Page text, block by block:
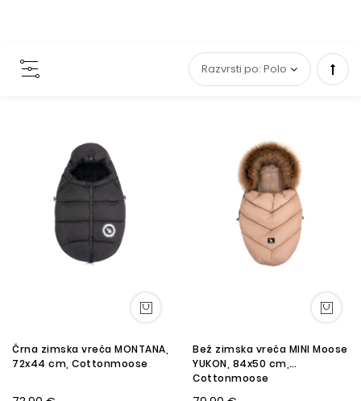
Set
Črna zimska vreča MONTANA,
72x44 cm, Cottonmoose
Bež zimska vreča MINI Moose
YUKON, 84x50 cm,
Cottonmoose